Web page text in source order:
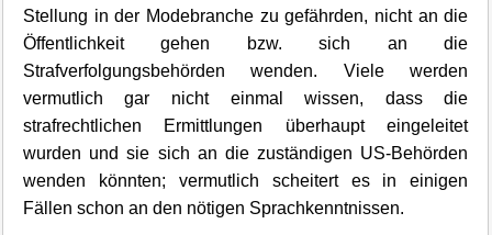
Stellung in der Modebranche zu gefährden, nicht an die
Öffentlichkeit gehen bzw. sich an die
Strafverfolgungsbehörden wenden. Viele werden
vermutlich gar nicht einmal wissen, dass die
strafrechtlichen Ermittlungen überhaupt eingeleitet
wurden und sie sich an die zuständigen US-Behörden
wenden könnten; vermutlich scheitert es in einigen
Fällen schon an den nötigen Sprachkenntnissen.